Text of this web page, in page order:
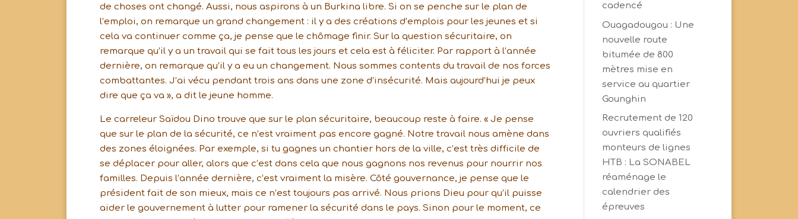
de choses ont changé. Aussi, nous aspirons à un Burkina libre. Si on se penche sur le plan de
l’emploi, on remarque un grand changement : il y a des créations d’emplois pour les jeunes et si
cela va continuer comme ça, je pense que le chômage finir. Sur la question sécuritaire, on
remarque qu’il y a un travail qui se fait tous les jours et cela est à féliciter. Par rapport à l’année
dernière, on remarque qu’il y a eu un changement. Nous sommes contents du travail de nos forces
combattantes. J’ai vécu pendant trois ans dans une zone d’insécurité. Mais aujourd’hui je peux
dire que ça va », a dit le jeune homme.
Le carreleur Saïdou Dino trouve que sur le plan sécuritaire, beaucoup reste à faire. « Je pense
que sur le plan de la sécurité, ce n’est vraiment pas encore gagné. Notre travail nous amène dans
des zones éloignées. Par exemple, si tu gagnes un chantier hors de la ville, c’est très difficile de
se déplacer pour aller, alors que c’est dans cela que nous gagnons nos revenus pour nourrir nos
familles. Depuis l’année dernière, c’est vraiment la misère. Côté gouvernance, je pense que le
président fait de son mieux, mais ce n’est toujours pas arrivé. Nous prions Dieu pour qu’il puisse
aider le gouvernement à lutter pour ramener la sécurité dans le pays. Sinon pour le moment, ce
cadencé
Ouagadougou : Une
nouvelle route
bitumée de 800
mètres mise en
service au quartier
Gounghin
Recrutement de 120
ouvriers qualifiés
monteurs de lignes
HTB : La SONABEL
réaménage le
calendrier des
épreuves